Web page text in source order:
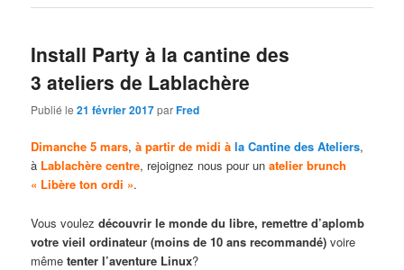
Install Party à la cantine des
3 ateliers de Lablachère
Publié le21 février 2017parFred
Dimanche 5 mars,à partir de midi àla Cantine des Ateliers,
à Lablachère centre, rejoignez nous pour unatelier brunch
« Libère ton ordi ».
Vous voulezdécouvrir le monde du libre, remettre d’aplomb
votre vieil ordinateur (moins de 10 ans recommandé) voire
même tenter l’aventure Linux?